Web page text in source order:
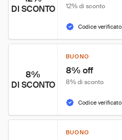
DI SCONTO 12% di sconto
Codice verificato
8%
DI SCONTO
BUONO
8% off
8% di sconto
Codice verificato
BUONO